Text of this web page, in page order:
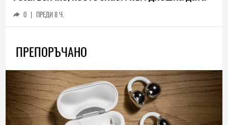
0 | ПРЕДИ 8 Ч.
ПРЕПОРЪЧАНО